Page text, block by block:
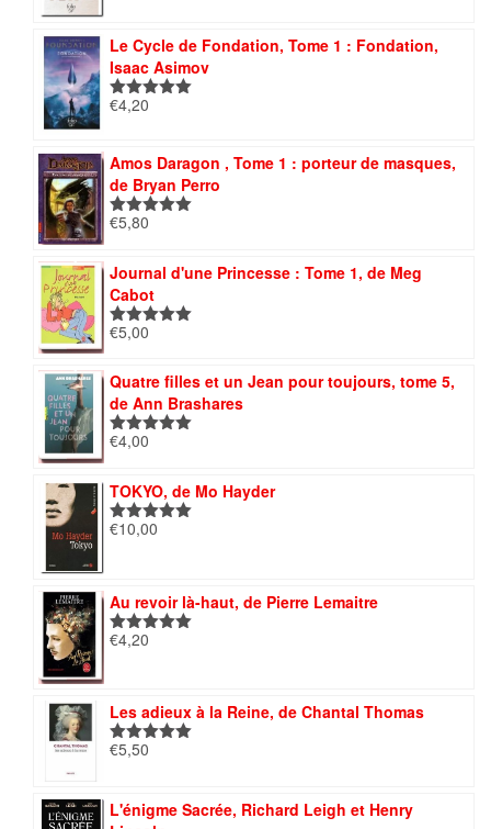
Le Cycle de Fondation, Tome 1 : Fondation,
Isaac Asimov
Note5.00
€4,20
Amos Daragon , Tome 1 : porteur de masques,
de Bryan Perro
Note5.00
€5,80
Journal d'une Princesse : Tome 1, de Meg
Cabot
Note5.00
€5,00
Quatre filles et un Jean pour toujours, tome 5,
de Ann Brashares
Note5.00
€4,00
TOKYO, de Mo Hayder
Note5.00
€10,00
Au revoir là-haut, de Pierre Lemaitre
Note5.00
€4,20
Les adieux à la Reine, de Chantal Thomas
Note5.00
€5,50
L'énigme Sacrée, Richard Leigh et Henry